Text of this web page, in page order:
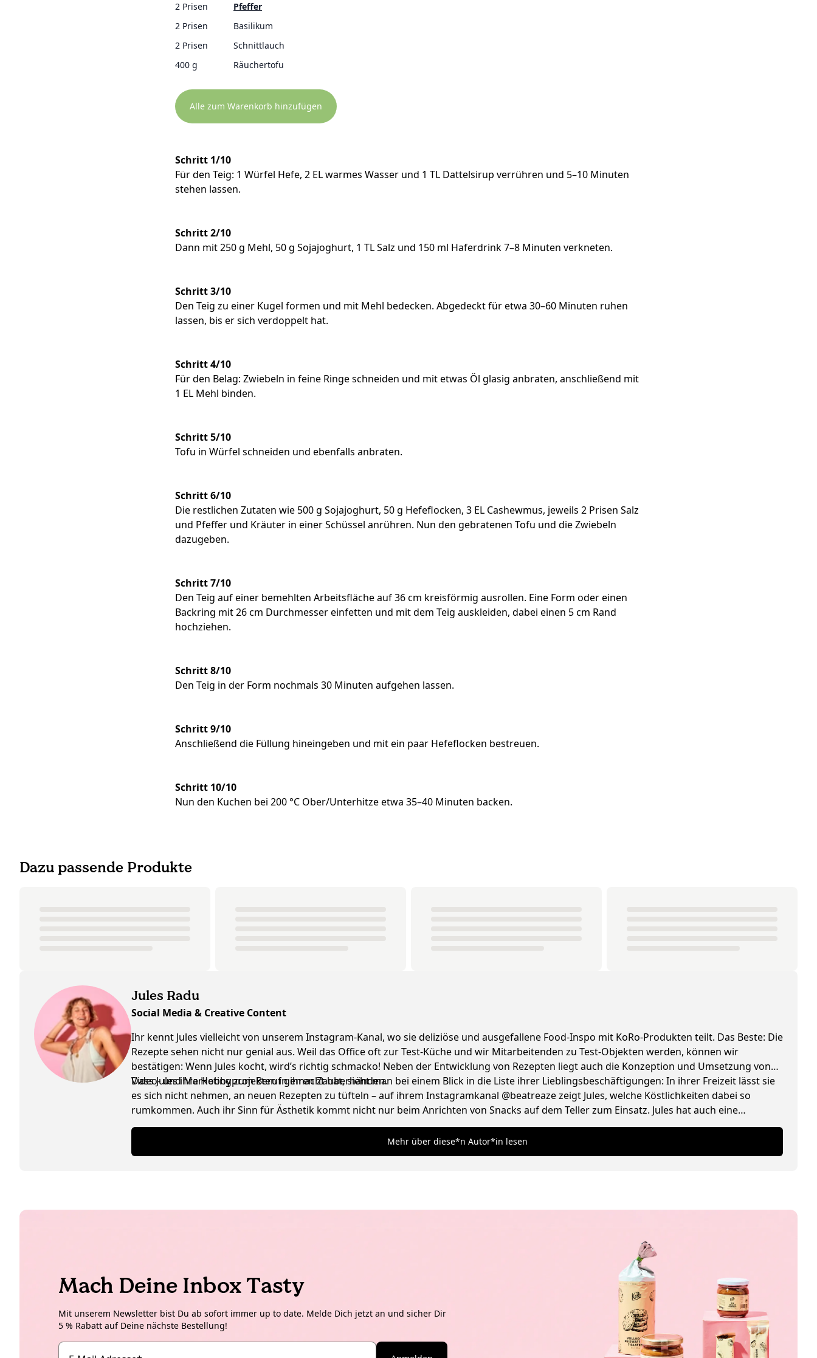
2 Prisen
Pfeffer
2 Prisen
Basilikum
2 Prisen
Schnittlauch
400 g
Räuchertofu
Alle zum Warenkorb hinzufügen
Schritt 1/10
Für den Teig: 1 Würfel Hefe, 2 EL warmes Wasser und 1 TL Dattelsirup verrühren und 5–10 Minuten
stehen lassen.
Schritt 2/10
Dann mit 250 g Mehl, 50 g Sojajoghurt, 1 TL Salz und 150 ml Haferdrink 7–8 Minuten verkneten.
Schritt 3/10
Den Teig zu einer Kugel formen und mit Mehl bedecken. Abgedeckt für etwa 30–60 Minuten ruhen
lassen, bis er sich verdoppelt hat.
Schritt 4/10
Für den Belag: Zwiebeln in feine Ringe schneiden und mit etwas Öl glasig anbraten, anschließend mit
1 EL Mehl binden.
Schritt 5/10
Tofu in Würfel schneiden und ebenfalls anbraten.
Schritt 6/10
Die restlichen Zutaten wie 500 g Sojajoghurt, 50 g Hefeflocken, 3 EL Cashewmus, jeweils 2 Prisen Salz
und Pfeffer und Kräuter in einer Schüssel anrühren. Nun den gebratenen Tofu und die Zwiebeln
dazugeben.
Schritt 7/10
Den Teig auf einer bemehlten Arbeitsfläche auf 36 cm kreisförmig ausrollen. Eine Form oder einen
Backring mit 26 cm Durchmesser einfetten und mit dem Teig auskleiden, dabei einen 5 cm Rand
hochziehen.
Schritt 8/10
Den Teig in der Form nochmals 30 Minuten aufgehen lassen.
Schritt 9/10
Anschließend die Füllung hineingeben und mit ein paar Hefeflocken bestreuen.
Schritt 10/10
Nun den Kuchen bei 200 °C Ober/Unterhitze etwa 35–40 Minuten backen.
Dazu passende Produkte
Jules Radu
Social Media & Creative Content
Ihr kennt Jules vielleicht von unserem Instagram-Kanal, wo sie deliziöse und ausgefallene Food-Inspo mit KoRo-Produkten teilt. Das Beste: Die
Rezepte sehen nicht nur genial aus. Weil das Office oft zur Test-Küche und wir Mitarbeitenden zu Test-Objekten werden, können wir
bestätigen: Wenn Jules kocht, wird’s richtig schmacko! Neben der Entwicklung von Rezepten liegt auch die Konzeption und Umsetzung von
Video- und Marketingprojekten in ihren Zauberhänden.
Dass Jules ihre Hobby zum Beruf gemacht hat, sieht man bei einem Blick in die Liste ihrer Lieblingsbeschäftigungen: In ihrer Freizeit lässt sie
es sich nicht nehmen, an neuen Rezepten zu tüfteln – auf ihrem Instagramkanal @beatreaze zeigt Jules, welche Köstlichkeiten dabei so
rumkommen. Auch ihr Sinn für Ästhetik kommt nicht nur beim Anrichten von Snacks auf dem Teller zum Einsatz. Jules hat auch eine
Schwäche für Interior Design und liebt ausgefallene Vintage Lampen.
Mehr über diese*n Autor*in lesen
Mach Deine Inbox Tasty
Mit unserem Newsletter bist Du ab sofort immer up to date. Melde Dich jetzt an und sicher Dir
5 % Rabatt auf Deine nächste Bestellung!